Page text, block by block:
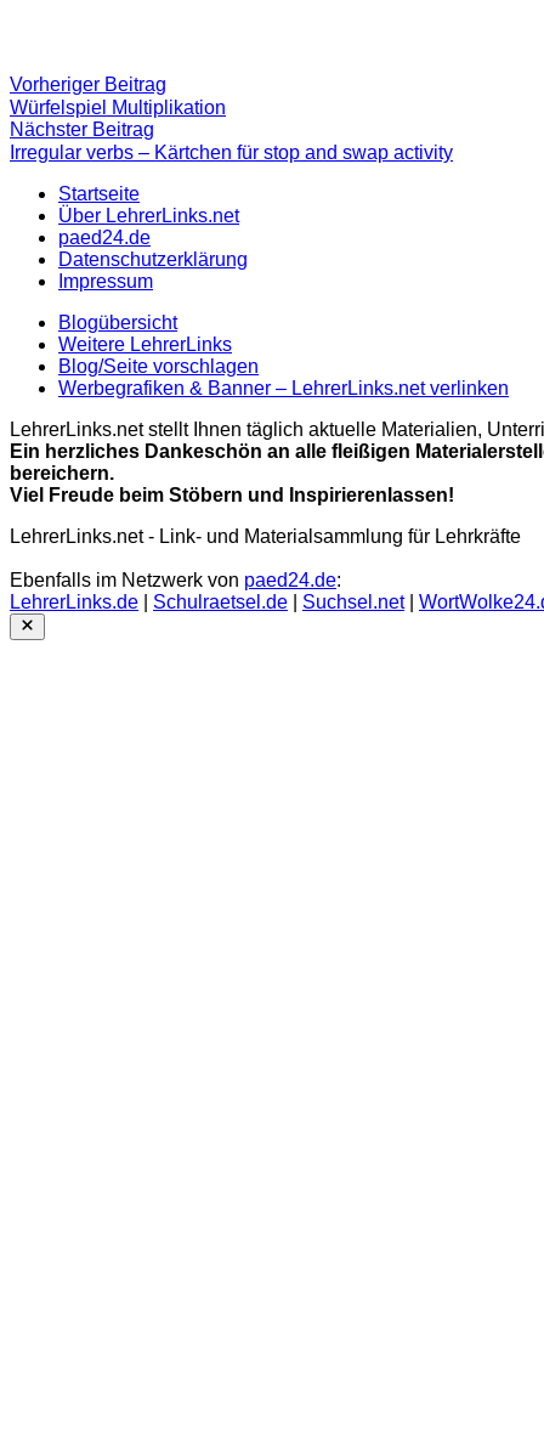
Beitragsnavigation
Vorheriger Beitrag
Beitrag:
Würfelspiel Multiplikation
Nächster Beitrag
Beitrag
Irregular verbs – Kärtchen für stop and swap activity
Startseite
Über LehrerLinks.net
paed24.de
Datenschutzerklärung
Impressum
Blogübersicht
Weitere LehrerLinks
Blog/Seite vorschlagen
Werbegrafiken & Banner – LehrerLinks.net verlinken
LehrerLinks.net stellt Ihnen täglich aktuelle Materialien,
Ein herzliches Dankeschön an alle fleißigen
bereichern.
Viel Freude beim Stöbern und Inspirierenlassen!
LehrerLinks.net - Link- und Materialsammlung für Lehrkräfte
Ebenfalls im Netzwerk von paed24.de:
LehrerLinks.de
Schulraetsel.de Suchsel.net|
Close